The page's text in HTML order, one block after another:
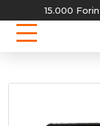
15.000 Forint